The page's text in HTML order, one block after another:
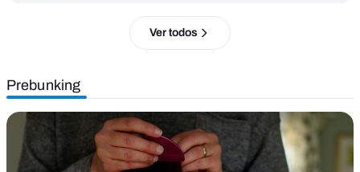
Ver todos
Prebunking